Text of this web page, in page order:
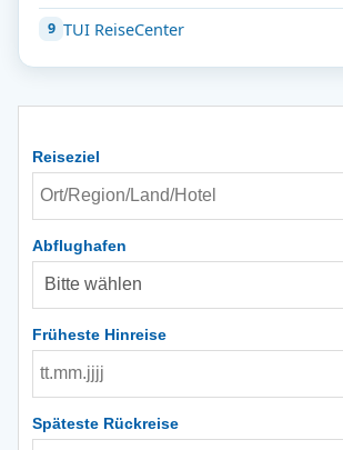
TUI ReiseCenter
Reiseziel
Abflughafen
Früheste Hinreise
Späteste Rückreise